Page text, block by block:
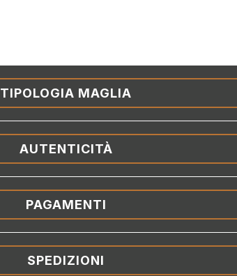
TIPOLOGIA MAGLIA
AUTENTICITÀ
PAGAMENTI
SPEDIZIONI